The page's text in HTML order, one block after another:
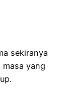
sekiranya
yang